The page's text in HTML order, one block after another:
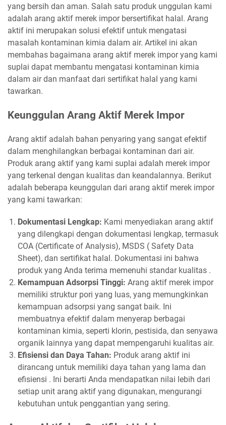
yang bersih dan aman. Salah satu produk unggulan kami
adalah arang aktif merek impor bersertifikat halal. Arang
aktif ini merupakan solusi efektif untuk mengatasi
masalah kontaminan kimia dalam air. Artikel ini akan
membahas bagaimana arang aktif merek impor yang kami
suplai dapat membantu mengatasi kontaminan kimia
dalam air dan manfaat dari sertifikat halal yang kami
tawarkan.
Keunggulan Arang Aktif Merek Impor
Arang aktif adalah bahan penyaring yang sangat efektif
dalam menghilangkan berbagai kontaminan dari air.
Produk arang aktif yang kami suplai adalah merek impor
yang terkenal dengan kualitas dan keandalannya. Berikut
adalah beberapa keunggulan dari arang aktif merek impor
yang kami tawarkan:
Dokumentasi Lengkap: Kami menyediakan arang aktif
yang dilengkapi dengan dokumentasi lengkap, termasuk
COA (Certificate of Analysis), MSDS ( Safety Data
Sheet), dan sertifikat halal. Dokumentasi ini bahwa
produk yang Anda terima memenuhi standar kualitas .
Kemampuan Adsorpsi Tinggi: Arang aktif merek impor
memiliki struktur pori yang luas, yang memungkinkan
kemampuan adsorpsi yang sangat baik. Ini
membuatnya efektif dalam menyerap berbagai
kontaminan kimia, seperti klorin, pestisida, dan senyawa
organik lainnya yang dapat mempengaruhi kualitas air.
Efisiensi dan Daya Tahan: Produk arang aktif ini
dirancang untuk memiliki daya tahan yang lama dan
efisiensi . Ini berarti Anda mendapatkan nilai lebih dari
setiap unit arang aktif yang digunakan, mengurangi
kebutuhan untuk penggantian yang sering.